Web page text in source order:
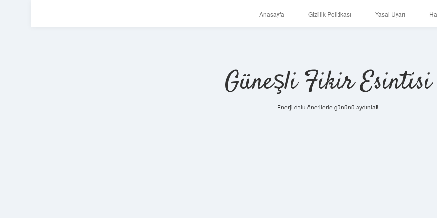
Anasayfa Gizlilik Politikası Yasal Uyarı
Güneşli Fikir Esintisi
Enerji dolu önerilerle gününü aydınlat!